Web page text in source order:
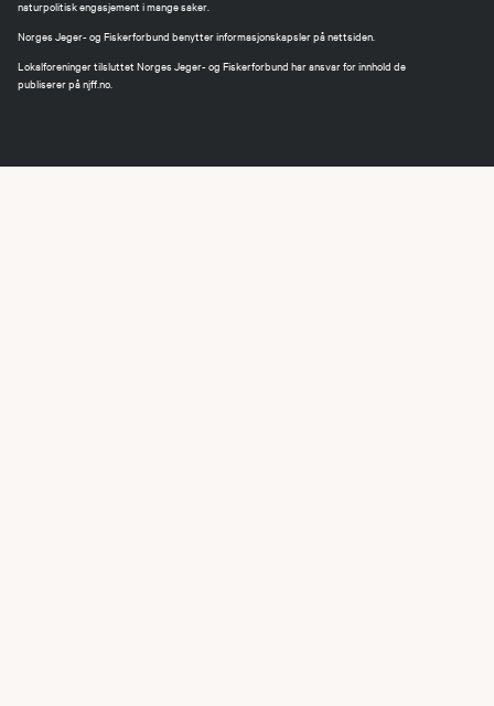
naturpolitisk engasjement i mange saker.
Norges Jeger- og Fiskerforbund benytter informasjonskapsler på nettsiden.
Lokalforeninger tilsluttet Norges Jeger- og Fiskerforbund har ansvar for innhold de
publiserer på njff.no.